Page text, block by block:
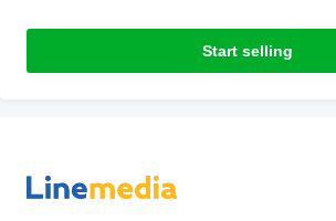
Start selling